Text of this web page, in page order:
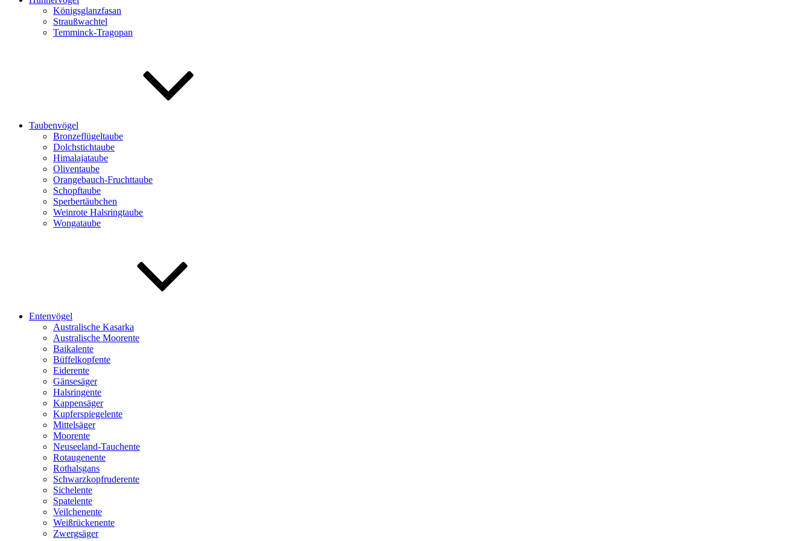
Königsglanzfasan
Straußwachtel
Temminck-Tragopan
Taubenvögel
Bronzeflügeltaube
Dolchstichtaube
Himalajataube
Oliventaube
Orangebauch-Fruchttaube
Schopftaube
Sperbertäubchen
Weinrote Halsringtaube
Wongataube
Entenvögel
Australische Kasarka
Australische Moorente
Baikalente
Büffelkopfente
Eiderente
Gänsesäger
Halsringente
Kappensäger
Kupferspiegelente
Mittelsäger
Moorente
Neuseeland-Tauchente
Rotaugenente
Rothalsgans
Schwarzkopfruderente
Sichelente
Spatelente
Veilchenente
Weißrückenente
Zwergsäger